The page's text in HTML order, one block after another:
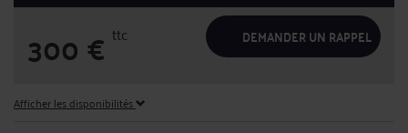
300€ ttc DEMANDER UN RAPPEL
Afficher les disponibilités